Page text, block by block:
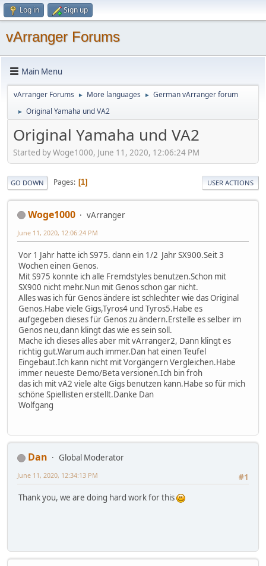
Log in Sign up
vArranger Forums
Main Menu
vArranger Forums ► More languages ► German vArranger forum
► Original Yamaha und VA2
Original Yamaha und VA2
Started by Woge1000, June 11, 2020, 12:06:24 PM
GO DOWN Pages 1 USER ACTIONS
Woge1000 vArranger
June 11, 2020, 12:06:24 PM
Vor 1 Jahr hatte ich S975. dann ein 1/2 Jahr SX900.Seit 3
Wochen einen Genos.
Mit S975 konnte ich alle Fremdstyles benutzen.Schon mit
SX900 nicht mehr.Nun mit Genos schon gar nicht.
Alles was ich für Genos ändere ist schlechter wie das Original
Genos.Habe viele Gigs,Tyros4 und Tyros5.Habe es
aufgegeben dieses für Genos zu ändern.Erstelle es selber im
Genos neu,dann klingt das wie es sein soll.
Mache ich dieses alles aber mit vArranger2, Dann klingt es
richtig gut.Warum auch immer.Dan hat einen Teufel
Eingebaut.Ich kann nicht mit Vorgängern Vergleichen.Habe
immer neueste Demo/Beta versionen.Ich bin froh
das ich mit vA2 viele alte Gigs benutzen kann.Habe so für mich
schöne Spiellisten erstellt.Danke Dan
Wolfgang
Dan
Global Moderator
#1
June 11, 2020, 12:34:13 PM
Thank you, we are doing hard work for this